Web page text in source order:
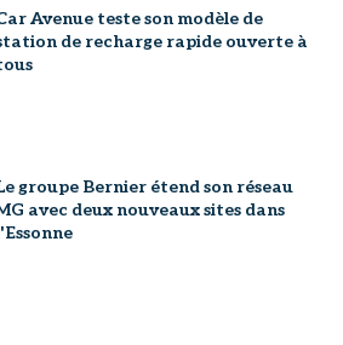
Avenue teste son modèle de
de recharge rapide ouverte à
groupe Bernier étend son réseau
avec deux nouveaux sites dans